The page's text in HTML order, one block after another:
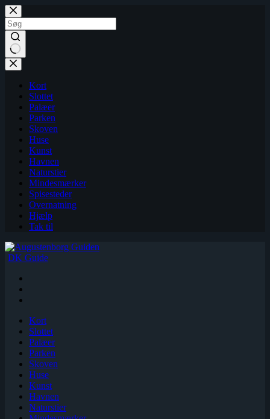
Fortsæt
til
indhold
Kort
Slottet
Palæer
Parken
Skoven
Huse
Kunst
Havnen
Naturstier
Mindesmærker
Spisesteder
Overnatning
Hjælp
Tak til
DK Guide
Kort
Slottet
Palæer
Parken
Skoven
Huse
Kunst
Havnen
Naturstier